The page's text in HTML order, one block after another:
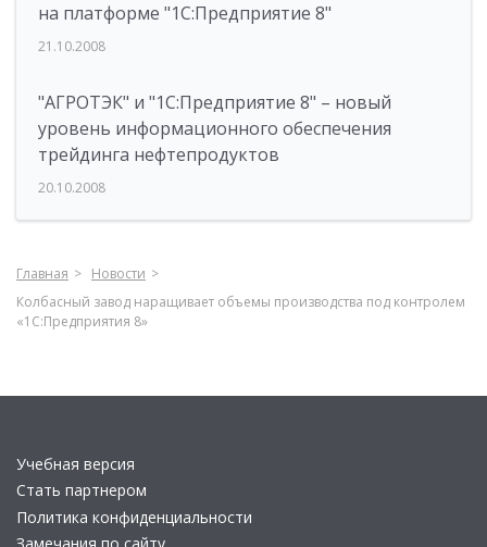
на платформе "1С:Предприятие 8"
21.10.2008
"АГРОТЭК" и "1С:Предприятие 8" – новый
уровень информационного обеспечения
трейдинга нефтепродуктов
20.10.2008
Главная
Новости
Колбасный завод наращивает объемы производства под контролем
«1С:Предприятия 8»
Учебная версия
Стать партнером
Политика конфиденциальности